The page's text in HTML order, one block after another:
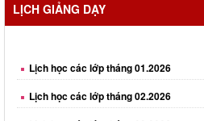
LỊCH GIẢNG DẠY
Lịch học các lớp tháng 02.2026
Lịch học các lớp tháng 03.2026